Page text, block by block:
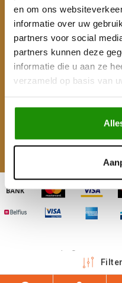
en om ons
informatie over uw
partners voor social
partners kunnen deze
informatie die u aan ze
verzameld op basis van
Klantenservice
Mijn account
Categorieën
Contactgegevens
Volg ons
Copyright © 2026 -